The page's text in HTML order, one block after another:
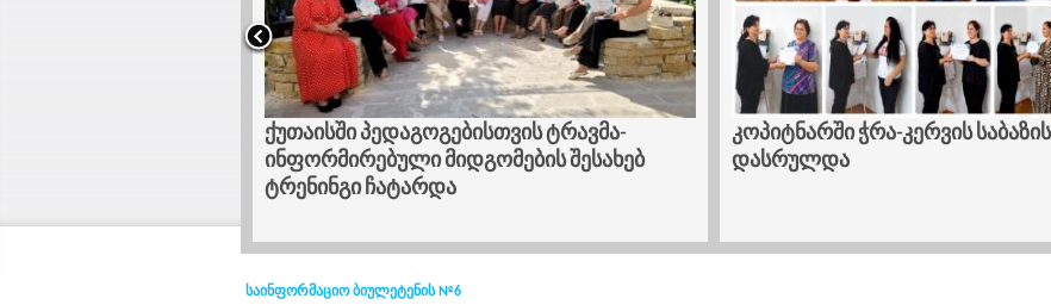
ქუთაისში პედაგოგებისთვის ტრავმა-
ინფორმირებული მიდგომების შესახებ
ტრენინგი ჩატარდა
კოპიტნარში ჭრა-კერვის
დასრულდა
საინფორმაციო ბიულეტენის №6